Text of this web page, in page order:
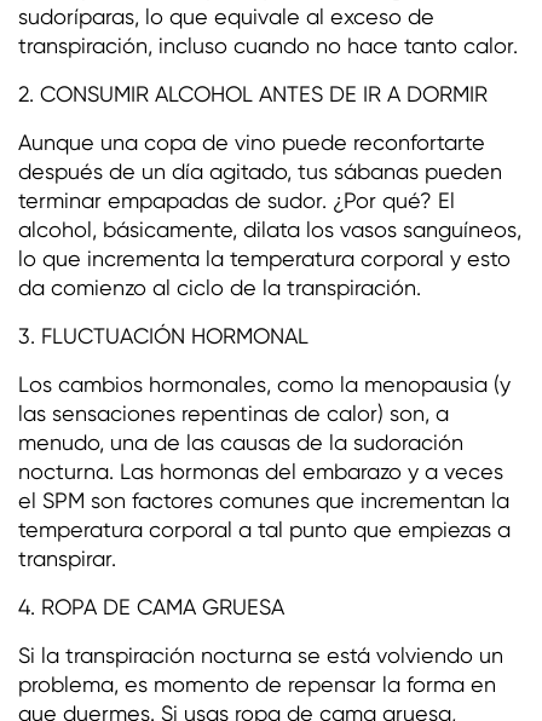
sudoríparas, lo que equivale al exceso de
transpiración, incluso cuando no hace tanto calor.
2. CONSUMIR ALCOHOL ANTES DE IR A DORMIR
Aunque una copa de vino puede reconfortarte
después de un día agitado, tus sábanas pueden
terminar empapadas de sudor. ¿Por qué? El
alcohol, básicamente, dilata los vasos sanguíneos,
lo que incrementa la temperatura corporal y esto
da comienzo al ciclo de la transpiración.
3. FLUCTUACIÓN HORMONAL
Los cambios hormonales, como la menopausia (y
las sensaciones repentinas de calor) son, a
menudo, una de las causas de la sudoración
nocturna. Las hormonas del embarazo y a veces
el SPM son factores comunes que incrementan la
temperatura corporal a tal punto que empiezas a
transpirar.
4. ROPA DE CAMA GRUESA
Si la transpiración nocturna se está volviendo un
problema, es momento de repensar la forma en
que duermes. Si usas ropa de cama gruesa,